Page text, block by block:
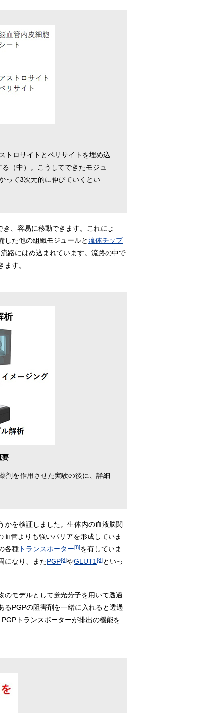
トロサイトとペリサイトを埋め込
（中）。こうしてできたモジュ
って3次元的に伸びていくとい
、容易に移動できます。これによ
した他の組織モジュールと流体チップ
路にはめ込まれています。流路の中で
す。
要
剤を作用させた実験の後に、詳細
かを検証しました。生体内の血液脳関
血管よりも強いバリアを形成していま
各種 トランスポーター[8]を有していま
になり、またPGP[8]やGLUT1 [8]といっ
のモデルとして蛍光分子を用いて透過
るPGPの阻害剤を一緒に入れると透過
トランスポーターが排出の機能を